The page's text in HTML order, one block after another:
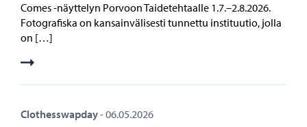
Comes -näyttelyn Porvoon Taidetehtaalle 1.7.–2.8.2026.
Fotografiska on kansainvälisesti tunnettu instituutio, jolla
on […]
Clothesswapday-06.05.2026